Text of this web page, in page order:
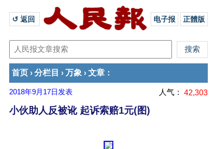
↺ 返回 电子报 正體版
首页 › 分栏目 › 万象 › 文章 ：
2018年9月17日 发表 人气： 42,303
小伙助人反被讹 起诉索赔1元(图)